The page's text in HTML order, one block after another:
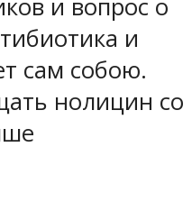
и вопрос о
и
сам собою.
нолицин со